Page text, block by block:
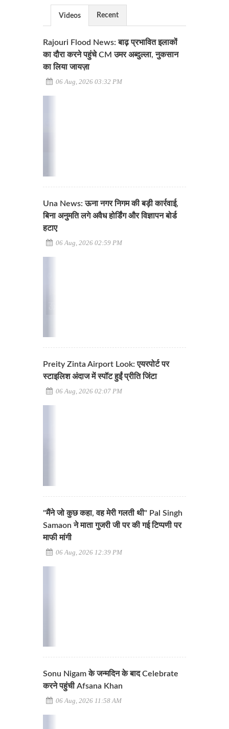
Videos Recent
Rajouri Flood News: बाढ़ प्रभावित इलाकों
का दौरा करने पहुंचे CM उमर अब्दुल्ला, नुकसान
का लिया जायज़ा
06 Aug, 2026 03:32 PM
Una News: ऊना नगर निगम की बड़ी कार्रवाई,
बिना अनुमति लगे अवैध होर्डिंग और विज्ञापन बोर्ड
हटाए
06 Aug, 2026 02:59 PM
Preity Zinta Airport Look: एयरपोर्ट पर
स्टाइलिश अंदाज में स्पॉट हुईं प्रीति जिंटा
06 Aug, 2026 02:07 PM
"मैंने जो कुछ कहा, वह मेरी गलती थी" Pal Singh
Samaon ने माता गुजरी जी पर की गई टिप्पणी पर
माफी मांगी
06 Aug, 2026 12:39 PM
Sonu Nigam के जन्मदिन के बाद Celebrate
करने पहुंची Afsana Khan
06 Aug, 2026 11:58 AM